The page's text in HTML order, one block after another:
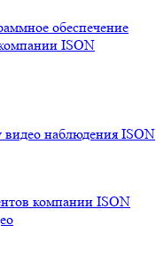
обеспечение
ISON
видео наблюдения ISON
компании ISON